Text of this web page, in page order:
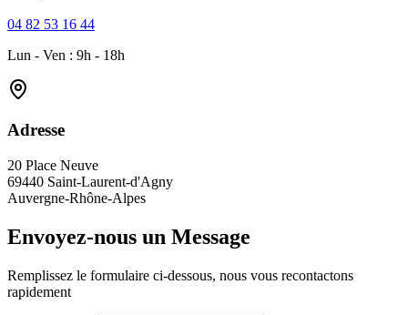
04 82 53 16 44
Lun - Ven : 9h - 18h
Adresse
20 Place Neuve
69440 Saint-Laurent-d'Agny
Auvergne-Rhône-Alpes
Envoyez-nous un Message
Remplissez le formulaire ci-dessous, nous vous recontactons
rapidement